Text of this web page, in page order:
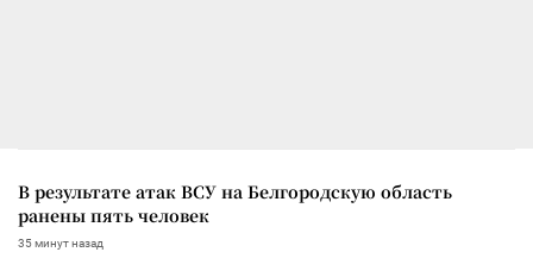
В результате атак ВСУ на Белгородскую область
ранены пять человек
35 минут назад